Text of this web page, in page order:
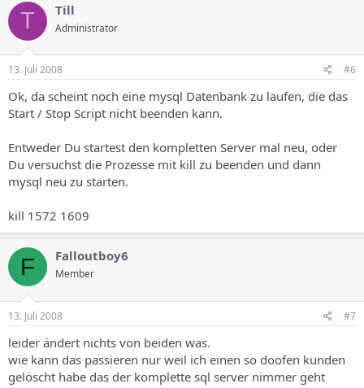
T Till
Administrator
13. Juli 2008 #6
Ok, da scheint noch eine mysql Datenbank zu laufen, die das
Start / Stop Script nicht beenden kann.
Entweder Du startest den kompletten Server mal neu, oder
Du versuchst die Prozesse mit kill zu beenden und dann
mysql neu zu starten.
kill 1572 1609
F Falloutboy6
Member
13. Juli 2008 #7
leider ändert nichts von beiden was.
wie kann das passieren nur weil ich einen so doofen kunden
gelöscht habe das der komplette sql server nimmer geht